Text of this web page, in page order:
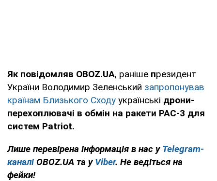
Як повідомляв OBOZ.UA, раніше президент
України Володимир Зеленський запропонував
країнам Близького Сходу українські дрони-
перехоплювачі в обмін на ракети PAC-3 для
систем Patriot.
Лише перевірена інформація в нас у Telegram-
каналі OBOZ.UA та у Viber. Не ведіться на
фейки!